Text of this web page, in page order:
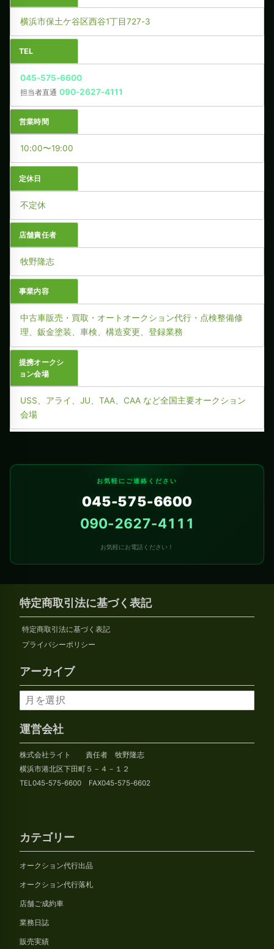
横浜市保土ケ谷区西谷1丁目727-3
TEL
045-575-6600
担当者直通 090-2627-4111
営業時間
10:00〜19:00
定休日
不定休
店舗責任者
牧野隆志
事業内容
中古車販売・買取・オートオークション代行・点検整備修
理、鈑金塗装、車検、構造変更、登録業務
提携オークシ
ョン会場
USS、アライ、JU、TAA、CAA など全国主要オークション
会場
お気軽にご連絡ください
045-575-6600
090-2627-4111
お気軽にお電話ください！
特定商取引法に基づく表記
特定商取引法に基づく表記
プライバシーポリシー
アーカイブ
ア
ー
カ
イ
ブ
運営会社
株式会社ライト 責任者 牧野隆志
横浜市港北区下田町５－４－１２
TEL045-575-6600 FAX045-575-6602
カテゴリー
オークション代行出品
オークション代行落札
店舗ご成約車
業務日誌
販売実績